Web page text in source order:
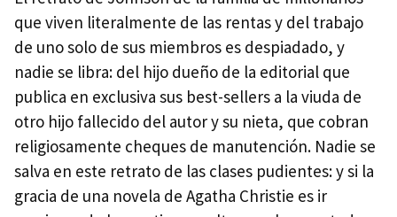
que viven literalmente de las rentas y del trabajo
de uno solo de sus miembros es despiadado, y
nadie se libra: del hijo dueño de la editorial que
publica en exclusiva sus best-sellers a la viuda de
otro hijo fallecido del autor y su nieta, que cobran
religiosamente cheques de manutención. Nadie se
salva en este retrato de las clases pudientes: y si la
gracia de una novela de Agatha Christie es ir